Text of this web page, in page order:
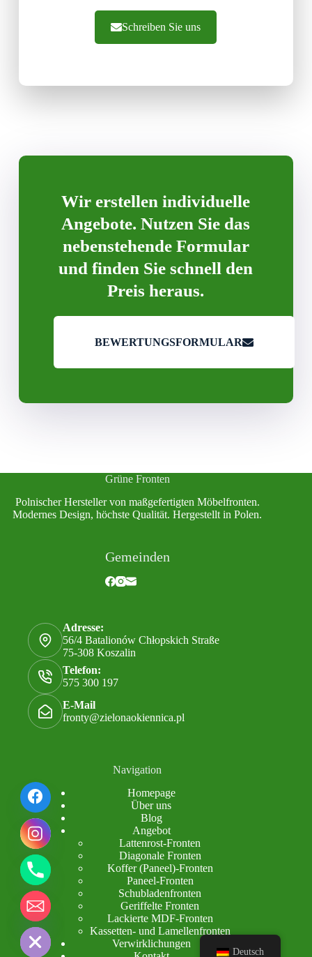
Schreiben Sie uns
Wir erstellen individuelle
Angebote. Nutzen Sie das
nebenstehende Formular
und finden Sie schnell den
Preis heraus.
BEWERTUNGSFORMULAR
Grüne Fronten
Polnischer Hersteller von maßgefertigten Möbelfronten.
Modernes Design, höchste Qualität. Hergestellt in Polen.
Gemeinden
Adresse:
56/4 Batalionów Chłopskich Straße
75-308 Koszalin
Telefon:
575 300 197
E-Mail
fronty@zielonaokiennica.pl
Navigation
Homepage
Über uns
Blog
Angebot
Lattenrost-Fronten
Diagonale Fronten
Koffer (Paneel)-Fronten
Paneel-Fronten
Schubladenfronten
Geriffelte Fronten
Lackierte MDF-Fronten
Kassetten- und Lamellenfronten
Verwirklichungen
Deutsch
H
i
e
c
h
a
t
y